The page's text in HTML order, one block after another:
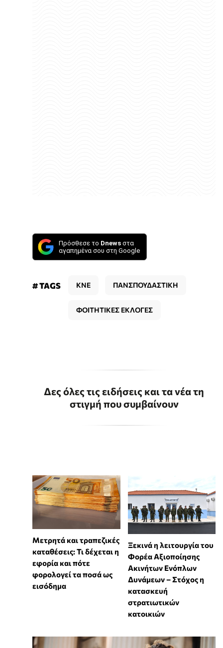
Πρόσθεσε το Dnews στα
αγαπημένα σου στη Google
# TAGS ΚΝΕ ΠΑΝΣΠΟΥΔΑΣΤΙΚΗ
ΦΟΙΤΗΤΙΚΕΣ ΕΚΛΟΓΕΣ
Δες όλες τις ειδήσεις και τα νέα τη
στιγμή που συμβαίνουν
Μετρητά και τραπεζικές
καταθέσεις: Τι δέχεται η
εφορία και πότε
φορολογεί τα ποσά ως
εισόδημα
Ξεκινά η λειτουργία του
Φορέα Αξιοποίησης
Ακινήτων Ενόπλων
Δυνάμεων – Στόχος η
κατασκευή
στρατιωτικών
κατοικιών